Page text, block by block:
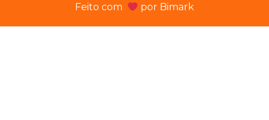
Feito com por Bimark